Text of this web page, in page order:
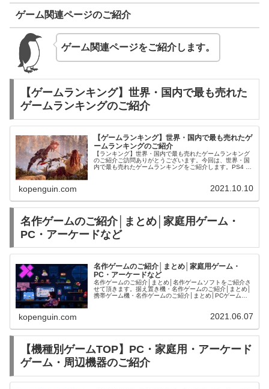
ゲーム関連ページのご紹介
ゲーム関連ページをご紹介します。
【ゲームランキング】世界・国内で最も売れた
ゲームランキングのご紹介
【ゲームランキング】世界・国内で最も売れたゲ
ームランキングのご紹介
【ランキング】世界・国内で最も売れたゲームランキング
のご紹介ご訪問ありがとうございます。今回は、世界・国
内で最も売れたゲームランキングをご紹介します。PS4 |
kopenguin.com 2021.10.10
名作ゲームのご紹介│まとめ│家庭用ゲーム・
PC・アーケードなど
名作ゲームのご紹介│まとめ│家庭用ゲーム・
PC・アーケードなど
名作ゲームのご紹介│まとめ│名作ゲームソフトをご紹介さ
せて頂きます。据え置き機・名作ゲームのご紹介│まとめ│
携帯ゲーム機・名作ゲームのご紹介│まとめ│PCゲーム・
kopenguin.com 2021.06.07
【機種別ゲームTOP】PC・家庭用・アーケード
ゲーム・周辺機器のご紹介